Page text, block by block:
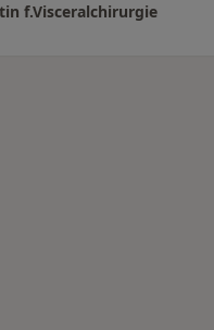
f.Visceralchirurgie